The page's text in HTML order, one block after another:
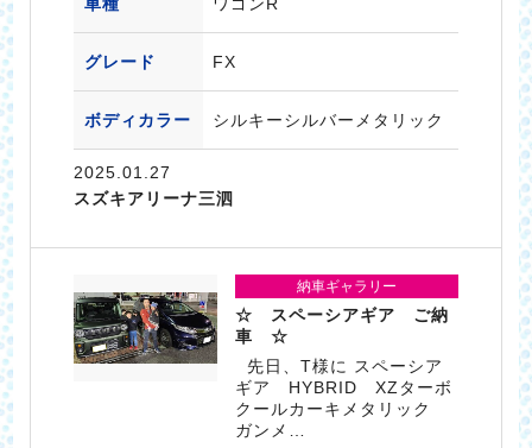
グレード FX
ボディカラー シルキーシルバーメタリック
2025.01.27
スズキアリーナ三泗
納車ギャラリー
☆ スペーシアギア ご納
車 ☆
先日、T様に スペーシア
ギア HYBRID XZターボ
クールカーキメタリック
ガンメ…